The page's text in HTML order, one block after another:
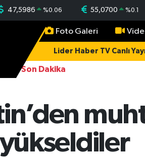
47,5986 %0.06 55,0700 %0.1
Foto Galeri
Lider Haber TV Canlı
Son Dakika